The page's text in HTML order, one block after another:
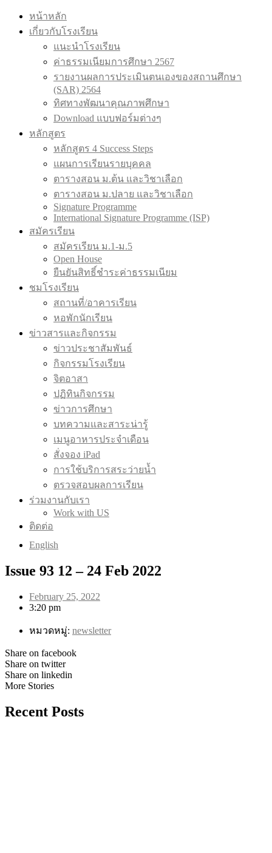
หน้าหลัก
เกี่ยวกับโรงเรียน
แนะนำโรงเรียน
ค่าธรรมเนียมการศึกษา 2567
รายงานผลการประเมินตนเองของสถานศึกษา
(SAR) 2564
ทิศทางพัฒนาคุณภาพศึกษา
Download แบบฟอร์มต่างๆ
หลักสูตร
หลักสูตร 4 Success Steps
แผนการเรียนรายบุคคล
ตารางสอน ม.ต้น และวิชาเลือก
ตารางสอน ม.ปลาย และวิชาเลือก
Signature Programme
International Signature Programme (ISP)
สมัครเรียน
สมัครเรียน ม.1-ม.5
Open House
ยืนยันสิทธิ์ชำระค่าธรรมเนียม
ชมโรงเรียน
สถานที่/อาคารเรียน
หอพักนักเรียน
ข่าวสารและกิจกรรม
ข่าวประชาสัมพันธ์
กิจกรรมโรงเรียน
จิตอาสา
ปฏิทินกิจกรรม
ข่าวการศึกษา
บทความและสาระน่ารู้
เมนูอาหารประจำเดือน
สั่งจอง iPad
การใช้บริการสระว่ายน้ำ
ตรวจสอบผลการเรียน
ร่วมงานกับเรา
Work with US
ติดต่อ
English
Issue 93 12 – 24 Feb 2022
February 25, 2022
3:20 pm
หมวดหมู่: newsletter
Share on facebook
Share on twitter
Share on linkedin
More Stories
Recent Posts